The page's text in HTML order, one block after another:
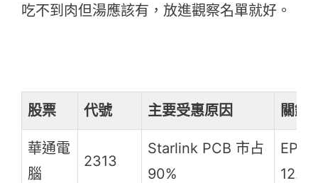
吃不到肉但湯應該有，放進觀察名單就好。
股票 代號 主要受惠原因 關鍵
華通電
腦
2313
Starlink PCB 市占
90%
EPS